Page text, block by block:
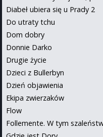
Diabeł ubiera się u Prady 2
Do utraty tchu
Dom dobry
Donnie Darko
Drugie życie
Dzieci z Bullerbyn
Dzień objawienia
Ekipa zwierzaków
Flow
Follemente. W tym